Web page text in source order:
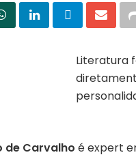
Literatura
de Carvalho é expert